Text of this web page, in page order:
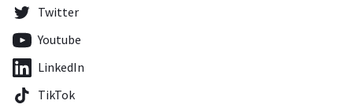
Twitter
Youtube
LinkedIn
TikTok